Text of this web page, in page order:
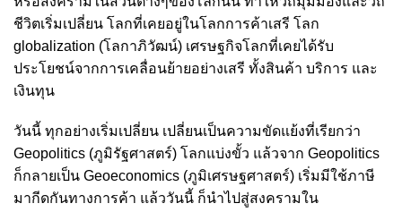
ชีวิตเริ่มเปลี่ยน โลกที่เคยอยู่ในโลกการค้าเสรี โลก
globalization (โลกาภิวัฒน์) เศรษฐกิจโลกที่เคยได้รับ
ประโยชน์จากการเคลื่อนย้ายอย่างเสรี ทั้งสินค้า บริการ และ
เงินทุน
วันนี้ ทุกอย่างเริ่มเปลี่ยน เปลี่ยนเป็นความขัดแย้งที่เรียกว่า
Geopolitics (ภูมิรัฐศาสตร์) โลกแบ่งขั้ว แล้วจาก Geopolitics
ก็กลายเป็น Geoeconomics (ภูมิเศรษฐศาสตร์) เริ่มมีใช้ภาษี
มากีดกันทางการค้า แล้ววันนี้ ก็นำไปสู่สงครามใน